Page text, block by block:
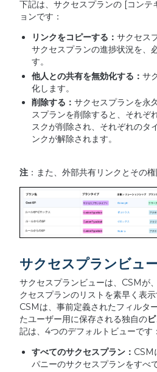
下記は、サクセスプランの [コンテ
ョンです：
リンクをコピーする： サクセス
サクセスプランの進捗状況を、
す。
他人との共有を無効化する： サ
化します。
削除する： サクセスプランを永
スプランを削除すると、それぞ
スクが削除され、それぞれのタ
ンクが解除されます。
注：また、外部共有リンクとその権
サクセスプランビュ
サクセスプランビューは、CSMが
クセスプランのリストを素早く表示
CSMは、事前定義されたフィルタ
たユーザー用に保存される独自の
記は、4つのデフォルトビューです：
すべてのサクセスプラン： CSM
パニーのサクセスプランをすべ